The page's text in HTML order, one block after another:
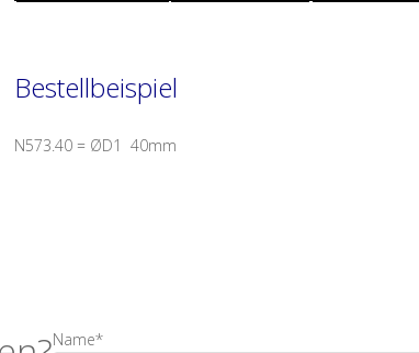
Bestellbeispiel
N573.40 = ØD1 40mm
Name*